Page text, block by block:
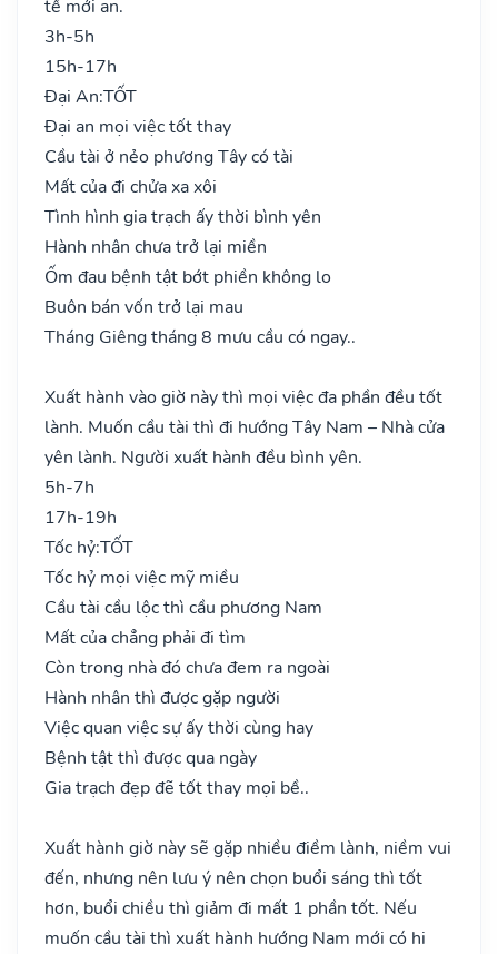
tế mới an.
3h-5h
15h-17h
Đại An:TỐT
Đại an mọi việc tốt thay
Cầu tài ở nẻo phương Tây có tài
Mất của đi chửa xa xôi
Tình hình gia trạch ấy thời bình yên
Hành nhân chưa trở lại miền
Ốm đau bệnh tật bớt phiền không lo
Buôn bán vốn trở lại mau
Tháng Giêng tháng 8 mưu cầu có ngay..
Xuất hành vào giờ này thì mọi việc đa phần đều tốt
lành. Muốn cầu tài thì đi hướng Tây Nam – Nhà cửa
yên lành. Người xuất hành đều bình yên.
5h-7h
17h-19h
Tốc hỷ:TỐT
Tốc hỷ mọi việc mỹ miều
Cầu tài cầu lộc thì cầu phương Nam
Mất của chẳng phải đi tìm
Còn trong nhà đó chưa đem ra ngoài
Hành nhân thì được gặp người
Việc quan việc sự ấy thời cùng hay
Bệnh tật thì được qua ngày
Gia trạch đẹp đẽ tốt thay mọi bề..
Xuất hành giờ này sẽ gặp nhiều điềm lành, niềm vui
đến, nhưng nên lưu ý nên chọn buổi sáng thì tốt
hơn, buổi chiều thì giảm đi mất 1 phần tốt. Nếu
muốn cầu tài thì xuất hành hướng Nam mới có hi